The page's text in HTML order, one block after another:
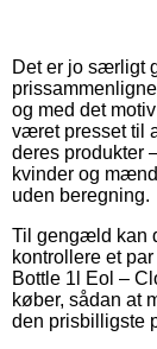
Det er jo særligt
og med det
været presset til
deres produkter
kvinder og
uden beregning.
Til gengæld kan
kontrollere et
Bottle 1l Eol –
køber, sådan at
den prisbilligste